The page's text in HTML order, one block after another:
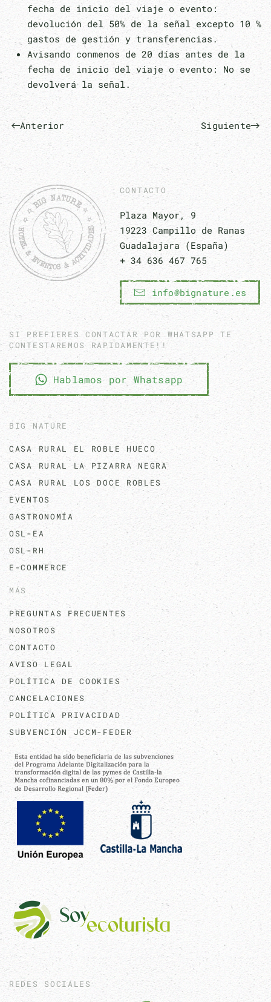
fecha de inicio del viaje o evento:
devolución del 50% de la señal excepto 10 %
gastos de gestión y transferencias.
Avisando conmenos de 20 días antes de la
fecha de inicio del viaje o evento: No se
devolverá la señal.
Anterior Siguiente
CONTACTO
Plaza Mayor, 9
19223 Campillo de Ranas
Guadalajara (España)
+ 34 636 467 765
info@bignature.es
SI PREFIERES CONTACTAR POR WHATSAPP TE
CONTESTAREMOS RAPIDAMENTE!!
Hablamos por Whatsapp
REDES SOCIALES
BIG NATURE
CASA RURAL EL ROBLE HUECO
CASA RURAL LA PIZARRA NEGRA
CASA RURAL LOS DOCE ROBLES
EVENTOS
GASTRONOMÍA
OSL-EA
OSL-RH
E-COMMERCE
MÁS
PREGUNTAS FRECUENTES
NOSOTROS
CONTACTO
AVISO LEGAL
POLÍTICA DE COOKIES
CANCELACIONES
POLÍTICA PRIVACIDAD
SUBVENCIÓN JCCM-FEDER